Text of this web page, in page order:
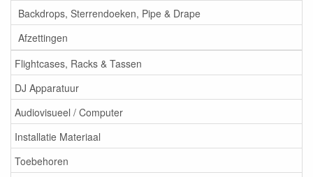
Backdrops, Sterrendoeken, Pipe & Drape
Afzettingen
Flightcases, Racks & Tassen
DJ Apparatuur
Audiovisueel / Computer
Installatie Materiaal
Toebehoren